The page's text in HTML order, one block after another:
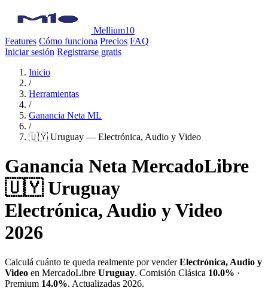
Mellium10
Features Cómo funciona Precios FAQ
Iniciar sesión Registrarse gratis
Inicio
/
Herramientas
/
Ganancia Neta ML
/
🇺🇾 Uruguay — Electrónica, Audio y Video
Ganancia Neta MercadoLibre
🇺🇾 Uruguay
Electrónica, Audio y Video
2026
Calculá cuánto te queda realmente por venderElectrónica, Audio y
Video en MercadoLibre Uruguay. Comisión Clásica 10.0% ·
Premium 14.0%. Actualizadas 2026.